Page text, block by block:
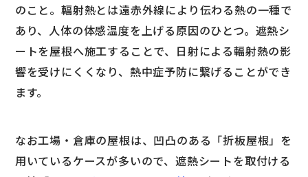
のこと。輻射熱とは遠赤外線により伝わる熱の一種で
あり、人体の体感温度を上げる原因のひとつ。遮熱シ
ートを屋根へ施工することで、日射による輻射熱の影
響を受けにくくなり、熱中症予防に繋げることができ
ます。
なお工場・倉庫の屋根は、凹凸のある「折板屋根」を
用いているケースが多いので、遮熱シートを取付ける